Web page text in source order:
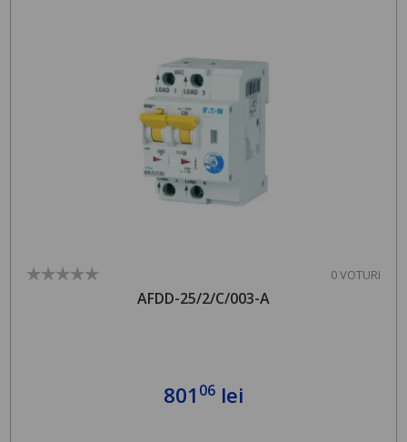
0 VOTURI
AFDD-25/2/C/003-A
801 06 lei